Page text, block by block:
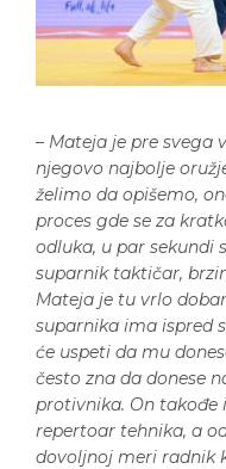
– Mateja je pre svega
njegovo najbolje
želimo da opišemo,
proces gde se za
odluka, u par sekundi
suparnik taktičar,
Mateja je tu vrlo
suparnika ima ispred
će uspeti da mu
često zna da donese
protivnika. On takođe
repertoar tehnika, a
dovoljnoj meri radnik